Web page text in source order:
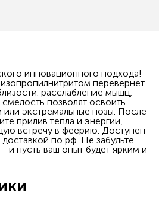
инновационного подхода!
перевернёт
расслабление мышц,
позволят освоить
или экстремальные позы. После
прилив тепла и энергии,
встречу в феерию. Доступен
по рф. Не забудьте
и пусть ваш опыт будет ярким и